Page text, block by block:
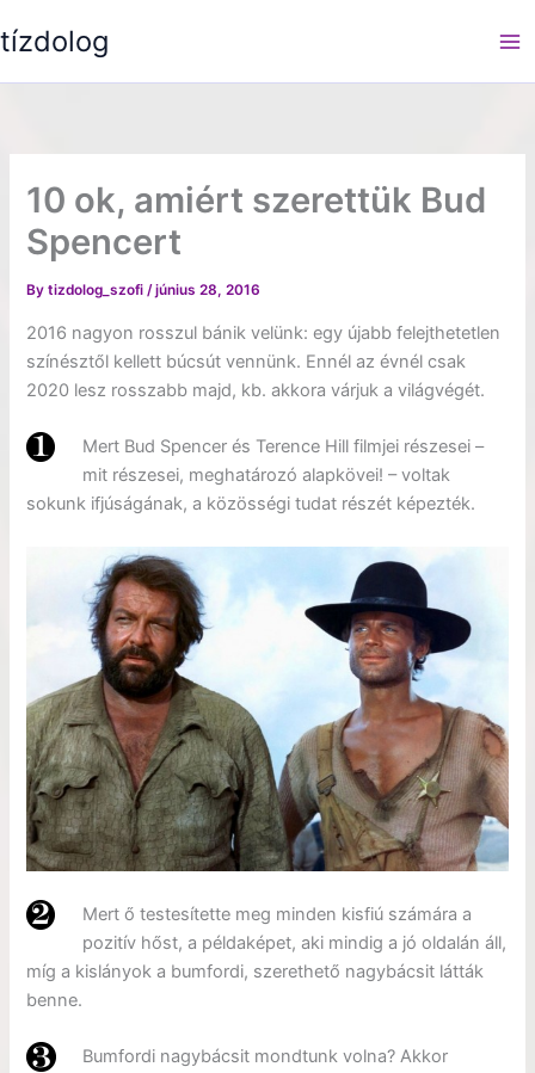
to
tízdolog
10 ok, amiért szerettük Bud
Spencert
Bytizdolog_szofi/június 28, 2016
2016 nagyon rosszul bánik velünk: egy újabb felejthetetlen
színésztől kellett búcsút vennünk. Ennél az évnél csak
2020 lesz rosszabb majd, kb. akkora várjuk a világvégét.
Mert Bud Spencer és Terence Hill filmjei részesei –
mit részesei, meghatározó alapkövei! – voltak
sokunk ifjúságának, a közösségi tudat részét képezték.
Mert ő testesítette meg minden kisfiú számára a
pozitív hőst, a példaképet, aki mindig a jó oldalán áll,
míg a kislányok a bumfordi, szerethető nagybácsit látták
benne.
Bumfordi nagybácsit mondtunk volna? Akkor